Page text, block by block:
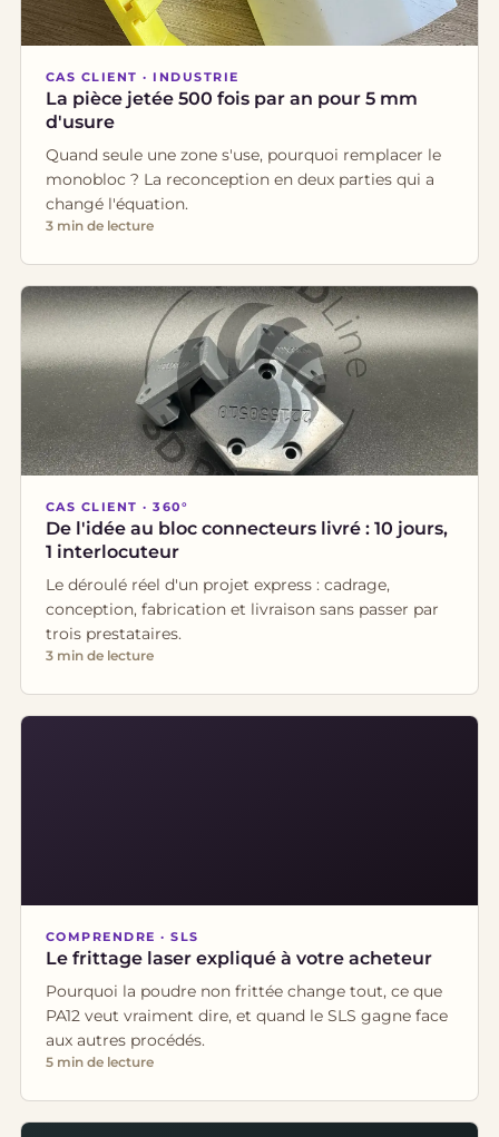
CAS CLIENT · INDUSTRIE
La pièce jetée 500 fois par an pour 5 mm
d'usure
Quand seule une zone s'use, pourquoi remplacer le
monobloc ? La reconception en deux parties qui a
changé l'équation.
3 min de lecture
CAS CLIENT · 360°
De l'idée au bloc connecteurs livré : 10 jours,
1 interlocuteur
Le déroulé réel d'un projet express : cadrage,
conception, fabrication et livraison sans passer par
trois prestataires.
3 min de lecture
COMPRENDRE · SLS
Le frittage laser expliqué à votre acheteur
Pourquoi la poudre non frittée change tout, ce que
PA12 veut vraiment dire, et quand le SLS gagne face
aux autres procédés.
5 min de lecture